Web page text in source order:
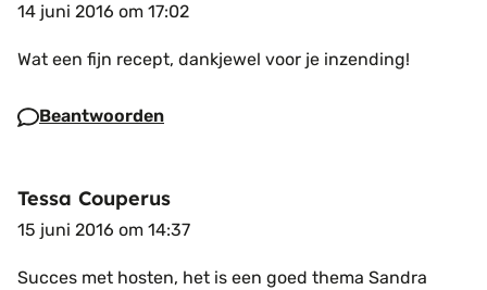
14 juni 2016 om 17:02
Wat een fijn recept, dankjewel voor je inzending!
Beantwoorden
Tessa Couperus
15 juni 2016 om 14:37
Succes met hosten, het is een goed thema Sandra